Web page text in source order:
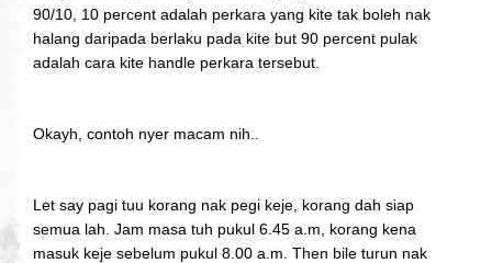
90/10, 10 percent adalah perkara yang kite tak boleh nak
halang daripada berlaku pada kite but 90 percent pulak
adalah cara kite handle perkara tersebut.
Okayh, contoh nyer macam nih..
Let say pagi tuu korang nak pegi keje, korang dah siap
semua lah. Jam masa tuh pukul 6.45 a.m, korang kena
masuk keje sebelum pukul 8.00 a.m. Then bile turun nak